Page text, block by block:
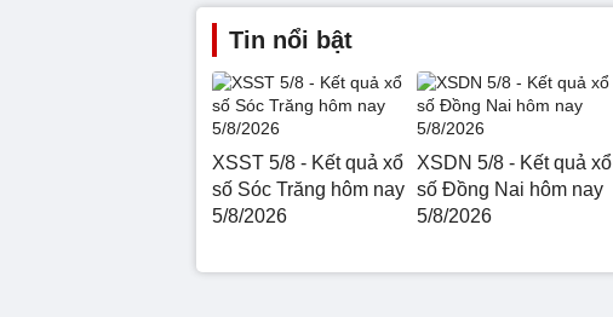
Tin nổi bật
XSST 5/8 - Kết quả xổ
số Sóc Trăng hôm nay
5/8/2026
XSDN 5/8 - Kết quả xổ
số Đồng Nai hôm nay
5/8/2026